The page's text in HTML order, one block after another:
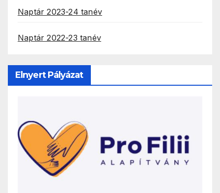
Naptár 2023-24 tanév
Naptár 2022-23 tanév
Elnyert Pályázat